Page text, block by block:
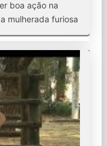
boa ação na
mulherada furiosa